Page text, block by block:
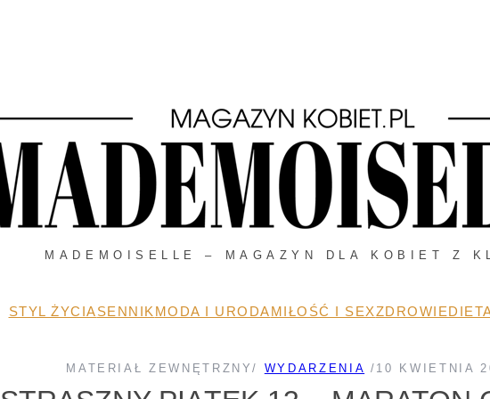
MADEMOISELLE – MAGAZYN DLA KOBIET Z
STYL ŻYCIASENNIK MODA I URODAMIŁOŚĆ I SEXZDROWIE
MATERIAŁ ZEWNĘTRZNY/ WYDARZENIA / 10 KWIETNIA